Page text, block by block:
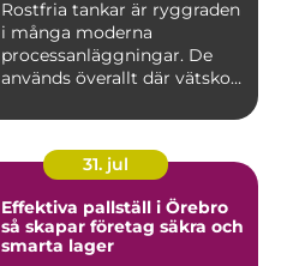
Rostfria tankar är ryggraden
i många moderna
processanläggningar. De
används överallt där vätskor,
31. jul
Effektiva pallställ i Örebro
så skapar företag säkra och
smarta lager